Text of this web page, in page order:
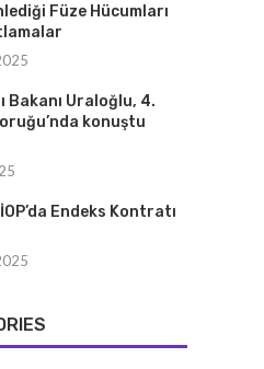
Füze Hücumları
Bakanı Uraloğlu, 4.
konuştu
Endeks Kontratı